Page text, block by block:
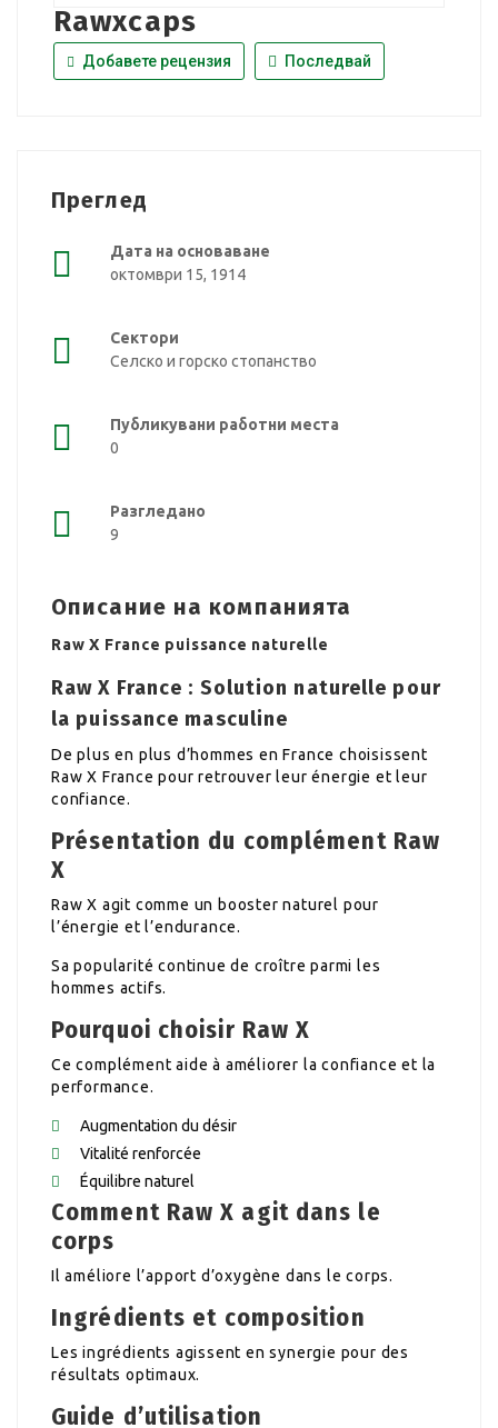
Rawxcaps
Добавете рецензия Последвай
Преглед
Дата на основаване
октомври 15, 1914
Сектори
Селско и горско стопанство
Публикувани работни места
0
Разгледано
9
Описание на компанията
Raw X France puissance naturelle
Raw X France : Solution naturelle pour
la puissance masculine
De plus en plus d’hommes en France choisissent
Raw X France pour retrouver leur énergie et leur
confiance.
Présentation du complément Raw
X
Raw X agit comme un booster naturel pour
l’énergie et l’endurance.
Sa popularité continue de croître parmi les
hommes actifs.
Pourquoi choisir Raw X
Ce complément aide à améliorer la confiance et la
performance.
Augmentation du désir
Vitalité renforcée
Équilibre naturel
Comment Raw X agit dans le
corps
Il améliore l’apport d’oxygène dans le corps.
Ingrédients et composition
Les ingrédients agissent en synergie pour des
résultats optimaux.
Guide d’utilisation